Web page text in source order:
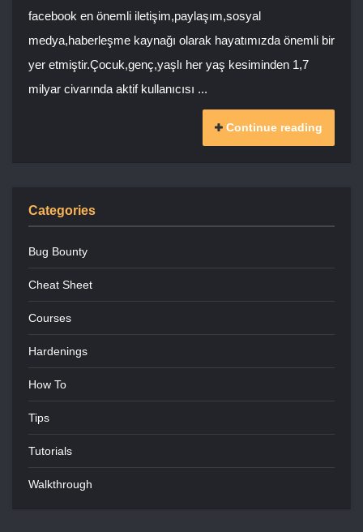
facebook en önemli iletişim,paylaşım,sosyal
medya,haberleşme kaynağı olarak hayatımızda önemli bir
yer etmiştir.Çocuk,genç,yaşlı her yaş kesiminden 1,7
milyar civarında aktif kullanıcısı ...
Continue reading
Categories
Bug Bounty
Cheat Sheet
Courses
Hardenings
How To
Tips
Tutorials
Walkthrough